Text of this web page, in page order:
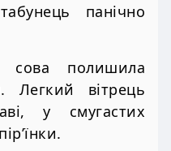
панічно
сова полишила
Легкий вітрець
у смугастих